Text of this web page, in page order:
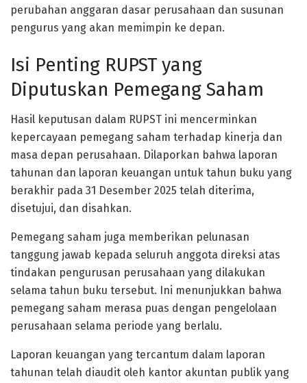
perubahan anggaran dasar perusahaan dan susunan
pengurus yang akan memimpin ke depan.
Isi Penting RUPST yang
Diputuskan Pemegang Saham
Hasil keputusan dalam RUPST ini mencerminkan
kepercayaan pemegang saham terhadap kinerja dan
masa depan perusahaan. Dilaporkan bahwa laporan
tahunan dan laporan keuangan untuk tahun buku yang
berakhir pada 31 Desember 2025 telah diterima,
disetujui, dan disahkan.
Pemegang saham juga memberikan pelunasan
tanggung jawab kepada seluruh anggota direksi atas
tindakan pengurusan perusahaan yang dilakukan
selama tahun buku tersebut. Ini menunjukkan bahwa
pemegang saham merasa puas dengan pengelolaan
perusahaan selama periode yang berlalu.
Laporan keuangan yang tercantum dalam laporan
tahunan telah diaudit oleh kantor akuntan publik yang